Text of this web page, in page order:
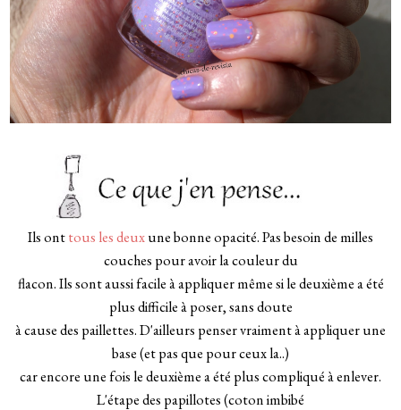
Ils onttous les deuxune bonne opacité. Pas besoin de milles
couches pour avoir la couleur du
flacon. Ils sont aussi facile à appliquer même si le deuxième a été
plus difficile à poser, sans doute
à cause des paillettes. D'ailleurs penser vraiment à appliquer une
base (et pas que pour ceux la..)
car encore une fois le deuxième a été plus compliqué à enlever.
L'étape des papillotes (coton imbibé